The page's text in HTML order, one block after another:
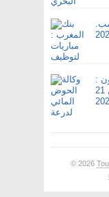
08 مناصب.
:
مباريات لتوظيف 06 مناصب. آخر أجل 21
© 2026